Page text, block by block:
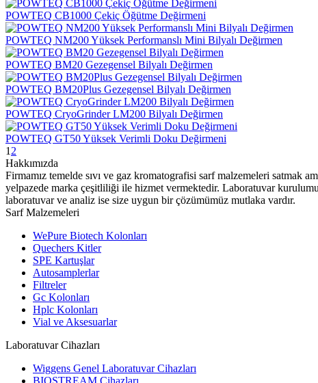
POWTEQ CB1000 Çekiç Öğütme Değirmeni
POWTEQ NM200 Yüksek Performanslı Mini Bilyalı Değirmen
POWTEQ BM20 Gezegensel Bilyalı Değirmen
POWTEQ BM20Plus Gezegensel Bilyalı Değirmen
POWTEQ CryoGrinder LM200 Bilyalı Değirmen
POWTEQ GT50 Yüksek Verimli Doku Değirmeni
1 2
Hakkımızda
Firmamız temelde sıvı ve gaz kromatografisi sarf malzemeleri satmak
yelpazede marka çeşitliliği ile hizmet vermektedir. Laboratuvar
laboratuvar ve analiz ise size uygun bir çözümümüz mutlaka vardır.
Sarf Malzemeleri
WePure Biotech Kolonları
Quechers Kitler
SPE Kartuşlar
Autosamplerlar
Filtreler
Gc Kolonları
Hplc Kolonları
Vial ve Aksesuarlar
Laboratuvar Cihazları
Wiggens Genel Laboratuvar Cihazları
BIOSTREAM Cihazları